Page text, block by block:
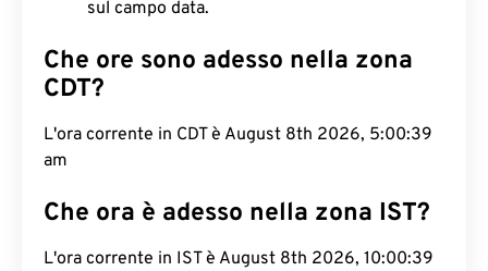
sul campo data.
Che ore sono adesso nella zona
CDT?
L'ora corrente in CDT è August 8th 2026, 5:00:40
am
Che ora è adesso nella zona IST?
L'ora corrente in IST è August 8th 2026, 10:00:40